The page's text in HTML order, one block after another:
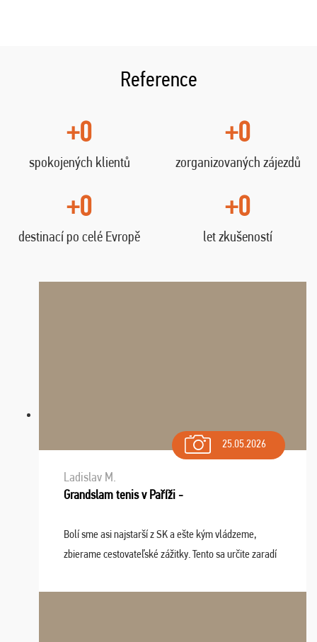
Reference
+0
spokojených klientů
+0
zorganizovaných zájezdů
+0
destinací po celé Evropě
+0
let zkušeností
25.05.2026
Ladislav M.
Grandslam tenis v Paříži -
Bolí sme asi najstarší z SK a ešte kým vládzeme,
zbierame cestovateľské zážitky. Tento sa určite zaradí
osudu - pohodový šefík Meďo, dobrá parti ...